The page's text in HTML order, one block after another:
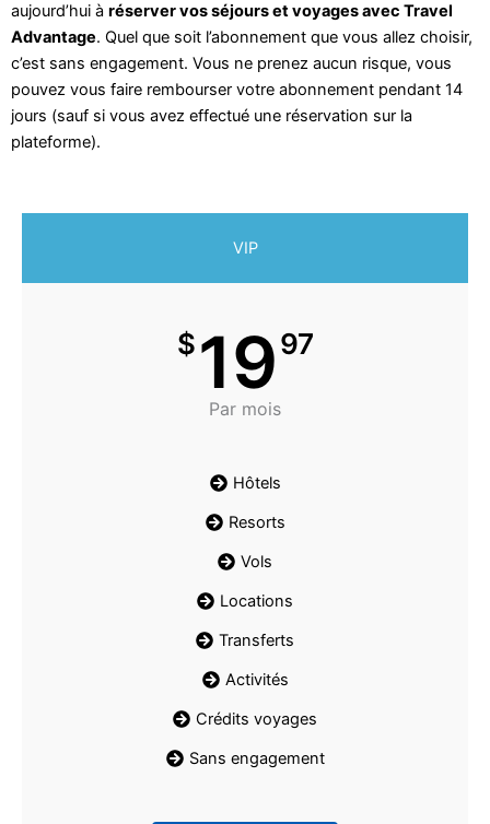
aujourd’hui à réserver vos séjours et voyages avec Travel
Advantage. Quel que soit l’abonnement que vous allez choisir,
c’est sans engagement. Vous ne prenez aucun risque, vous
pouvez vous faire rembourser votre abonnement pendant 14
jours (sauf si vous avez effectué une réservation sur la
plateforme).
VIP
$1997
Par mois
Hôtels
Resorts
Vols
Locations
Transferts
Activités
Crédits voyages
Sans engagement